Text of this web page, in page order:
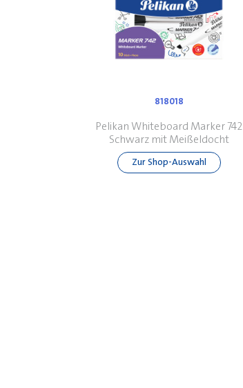
818018
Pelikan Whiteboard Marker 742
Schwarz mit Meißeldocht
Zur Shop-Auswahl